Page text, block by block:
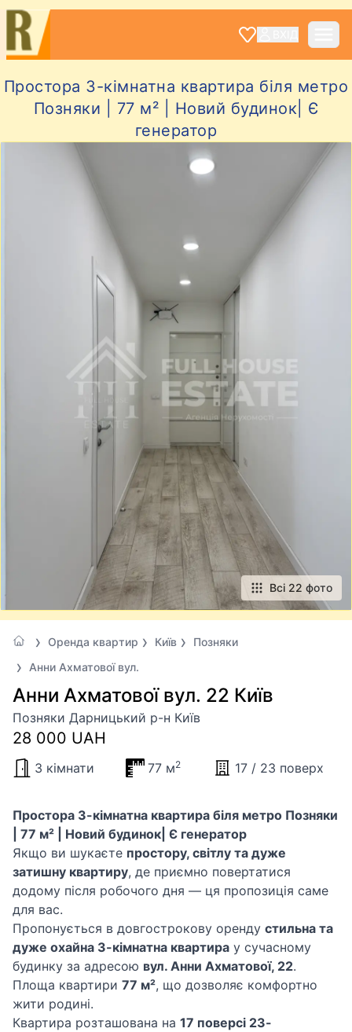
Простора 3-кімнатна квартира біля метро
Позняки | 77 м² | Новий будинок| Є
генератор
Всі 22 фото
Оренда квартир Київ
Позняки
Анни Ахматової вул.
Анни Ахматової вул. 22 Київ
Позняки Дарницький р-н Київ
28 000 UAH
3 кімнати 77 м2 17 / 23 поверх
Простора 3-кімнатна квартира біля метро Позняки
| 77 м² | Новий будинок| Є генератор
Якщо ви шукаєте простору, світлу та дуже
затишну квартиру, де приємно повертатися
додому після робочого дня — ця пропозиція саме
для вас.
Пропонується в довгострокову оренду стильна та
дуже охайна 3-кімнатна квартира у сучасному
будинку за адресою вул. Анни Ахматової, 22.
Площа квартири 77 м², що дозволяє комфортно
жити родині.
Квартира розташована на 17 поверсі 23-